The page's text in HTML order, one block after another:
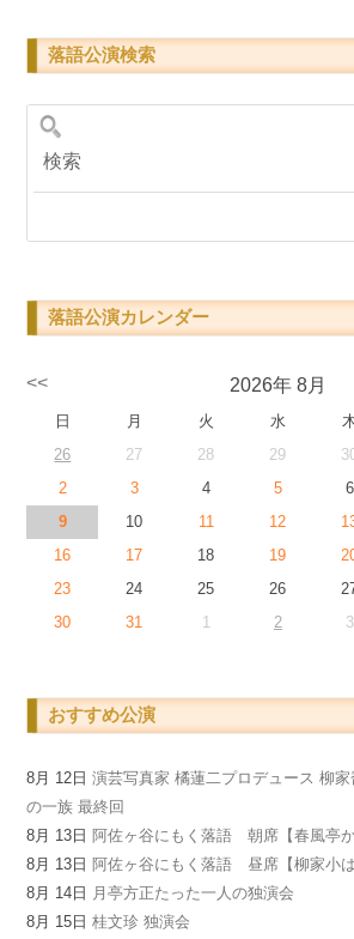
落語公演検索
落語公演カレンダー
<< 2026年 8月
日 月 火 水
26
27 28 29
2
3 4 5 6
9
10 11 12
16
17 18 19
23
24 25 26
30
31 1 2 3
おすすめ公演
8月 12日演芸写真家 橘蓮二プロデュース 柳
の一族 最終回
8月 13日阿佐ヶ谷にもく落語 朝席【春風亭か
8月 13日阿佐ヶ谷にもく落語 昼席【柳家小は
8月 14日 月亭方正たった一人の独演会
8月 15日桂文珍 独演会